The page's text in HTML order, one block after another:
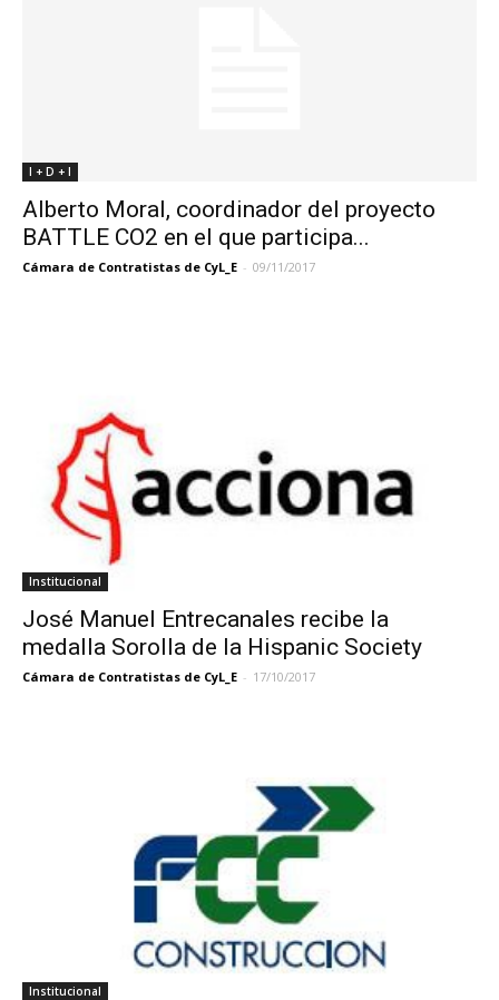
I + D + I
Alberto Moral, coordinador del proyecto
BATTLE CO2 en el que participa...
Cámara de Contratistas de CyL_E - 09/11/2017
Institucional
José Manuel Entrecanales recibe la
medalla Sorolla de la Hispanic Society
Cámara de Contratistas de CyL_E - 17/10/2017
Institucional